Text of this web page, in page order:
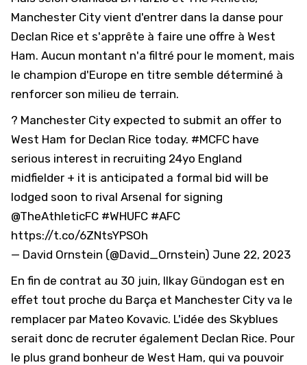
Manchester City vient d'entrer dans la danse pour
Declan Rice et s'apprête à faire une offre à West
Ham. Aucun montant n'a filtré pour le moment, mais
le champion d'Europe en titre semble déterminé à
renforcer son milieu de terrain.
? Manchester City expected to submit an offer to
West Ham for Declan Rice today. #MCFC have
serious interest in recruiting 24yo England
midfielder + it is anticipated a formal bid will be
lodged soon to rival Arsenal for signing
@TheAthleticFC #WHUFC #AFC
https://t.co/6ZNtsYPSOh
— David Ornstein (@David_Ornstein) June 22, 2023
En fin de contrat au 30 juin, Ilkay Gündogan est en
effet tout proche du Barça et Manchester City va le
remplacer par Mateo Kovavic. L'idée des Skyblues
serait donc de recruter également Declan Rice. Pour
le plus grand bonheur de West Ham, qui va pouvoir